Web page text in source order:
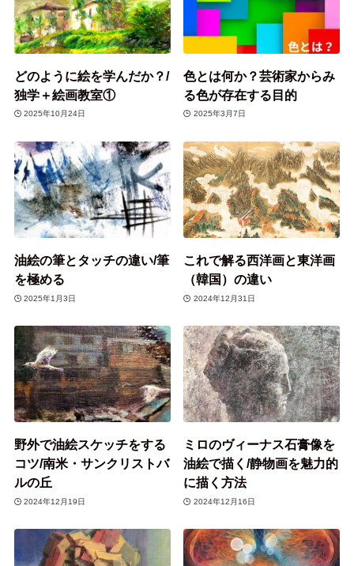
どのように絵を学んだか？/
独学＋絵画教室①
2025年10月24日
色とは何か？芸術家からみ
る色が存在する目的
2025年3月7日
油絵の筆とタッチの違い/筆
を極める
2025年1月3日
これで解る西洋画と東洋画
（韓国）の違い
2024年12月31日
野外で油絵スケッチをする
コツ/南米・サンクリストバ
ルの丘
2024年12月19日
ミロのヴィーナス石膏像を
油絵で描く/静物画を魅力的
に描く方法
2024年12月16日